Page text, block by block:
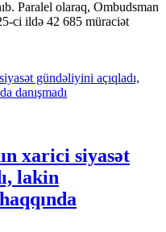
Paralel olaraq, Ombudsman
ci ildə 42 685 müraciət
xarici siyasət
lakin